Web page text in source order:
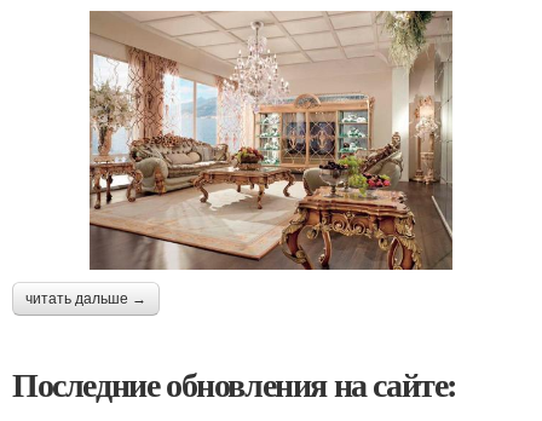
читать дальше →
Последние обновления на сайте: